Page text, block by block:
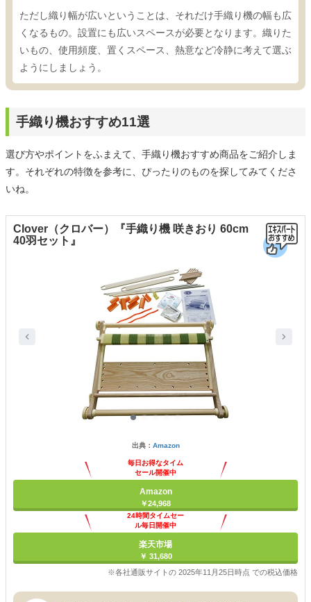
ただし織り幅が広いということは、それだけ手織り機の幅も広
くなるもの。設置にも広いスペースが必要となります。織りた
いもの、使用頻度、置くスペース、熱意など冷静に考えて選ぶ
ようにしましょう。
手織り機おすすめ11選
選び方やポイントをふまえて、手織り機おすすめ商品をご紹介しま
す。それぞれの特徴を参考に、ぴったりのものを探してみてくださ
いね。
Clover（クロバー）『手織り機 咲きおり 60cm
40羽セット』
出典： Amazon
毎日お得なタイム
セール開催中
Amazon
￥24,968
24時間タイムセー
ル毎日開催中
楽天市場
￥ 31,680
※各社通販サイトの 2025年11月25日時点 での税込価格